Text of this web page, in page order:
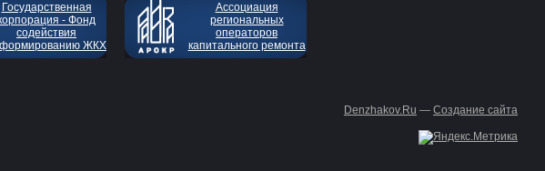
Государственная
- Фонд
содействия
ЖКХ
Ассоциация
региональных
операторов
капитального ремонта
Denzhakov.Ru — Создание сайта